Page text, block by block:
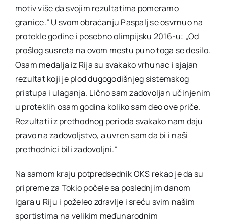
motiv više da svojim rezultatima pomeramo
granice.“ U svom obraćanju Paspalj se osvrnuo na
protekle godine i posebno olimpijsku 2016-u: „Od
prošlog susreta na ovom mestu puno toga se desilo.
Osam medalja iz Rija su svakako vrhunac i sjajan
rezultat koji je plod dugogodišnjeg sistemskog
pristupa i ulaganja. Lično sam zadovoljan učinjenim
u proteklih osam godina koliko sam deo ove priče.
Rezultati iz prethodnog perioda svakako nam daju
pravo na zadovoljstvo, a uvren sam da bi i naši
prethodnici bili zadovoljni.“
Na samom kraju potpredsednik OKS rekao je da su
pripreme za Tokio počele sa poslednjim danom
Igara u Riju i poželeo zdravlje i sreću svim našim
sportistima na velikim međunarodnim